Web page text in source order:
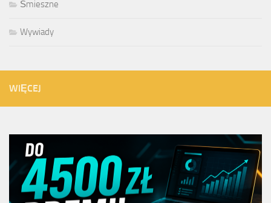
Śmieszne
Wywiady
WIĘCEJ